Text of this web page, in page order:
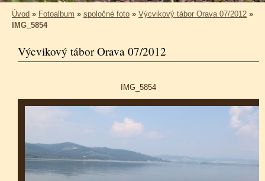
Úvod » Fotoalbum » spoločné foto » Výcvikový tábor Orava 07/2012 »
IMG_5854
Výcvikový tábor Orava 07/2012
IMG_5854